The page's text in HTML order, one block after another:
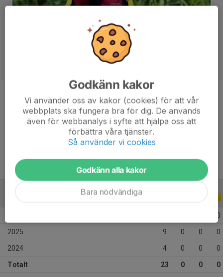
Position
-
Ålder
15 år
Matfors IF
0
2025 9 0 0 0
2024 4 0 0 0
Totalt 23 0 0 0
Godkänn kakor
Vi använder oss av kakor (cookies) för att vår
webbplats ska fungera bra för dig. De används
även för webbanalys i syfte att hjälpa oss att
förbättra våra tjänster.
Så använder vi cookies
Godkänn alla kakor
Bara nödvändiga